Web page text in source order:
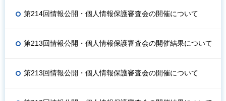
第214回情報公開・個人情報保護審査会の開催について
第213回情報公開・個人情報保護審査会の開催結果について
第213回情報公開・個人情報保護審査会の開催について